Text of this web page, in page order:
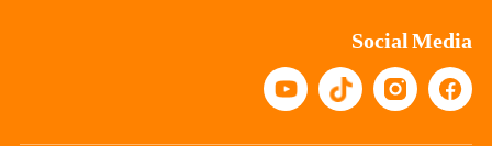
Social Media